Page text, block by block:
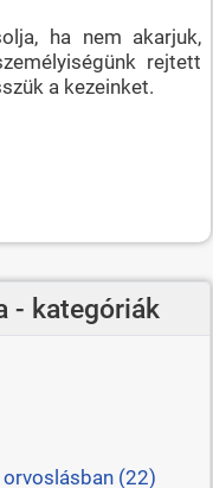
ha nem akarjuk,
rejtett
a kezeinket.
- kategóriák
(22)